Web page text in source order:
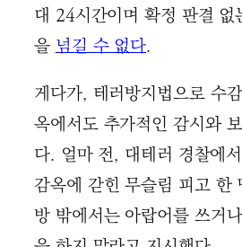
대 24시간이며 확정 판결
을넘길 수 없다.
게다가, 테러방지법으로 수
옥에서도 추가적인 감시와
다. 얼마 전, 대테러 경찰에
감옥에 갇힌 무슬림 피고 한
방 밖에서는 아랍어를 쓰거